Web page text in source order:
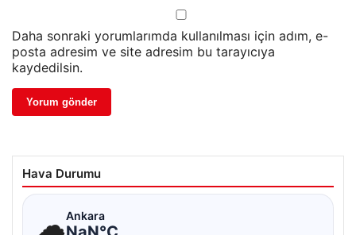
Daha sonraki yorumlarımda kullanılması için adım, e-
posta adresim ve site adresim bu tarayıcıya
kaydedilsin.
Hava Durumu
☁Ankara